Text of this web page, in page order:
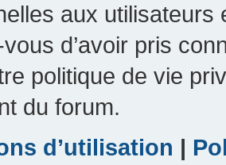
aux
d’avoir pris
politique de vie
du forum.
d’utilisation |